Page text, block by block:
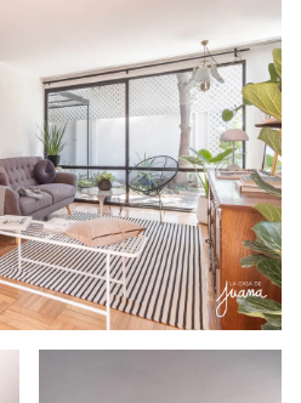
con ventilación natural,
Además, los pisos de
aportan calidez y un toque
esta casa ofrece un
comunes. Dispone de dos
por su potencial para ser
y est